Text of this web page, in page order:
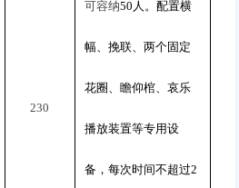
230
可容纳50 人。配置横
幅、挽联、两个固定
花圈、瞻仰棺、哀乐
播放装置等专用设
备，每次时间不超过2